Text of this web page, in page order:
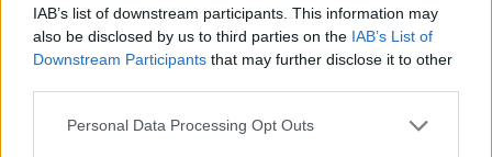
IAB’s list of downstream participants. This information may
also be disclosed by us to third parties on the IAB’s List of
Downstream Participants that may further disclose it to other
Personal Data Processing Opt Outs
bene. Ottimo coordinamento tra vigili del fuoco
e soccorritori. Speriamo che si riprendano tutti
dallo choc". In tutto sono 9 le persone estratte
dalle macerie.